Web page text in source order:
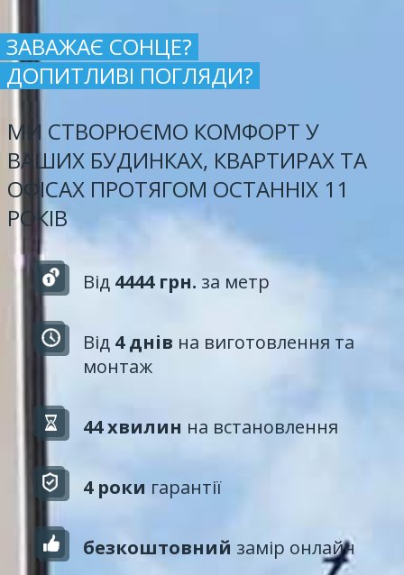
ЗАВАЖАЄ СОНЦЕ?
ДОПИТЛИВІ ПОГЛЯДИ?
МИ СТВОРЮЄМО КОМФОРТ У
ВАШИХ БУДИНКАХ, КВАРТИРАХ ТА
ОФІСАХ ПРОТЯГОМ ОСТАННІХ 11
РОКІВ
Від 4444 грн. за метр
Від 4 днів на виготовлення та
монтаж
44 хвилин на встановлення
4 роки гарантії
безкоштовний замір онлайн